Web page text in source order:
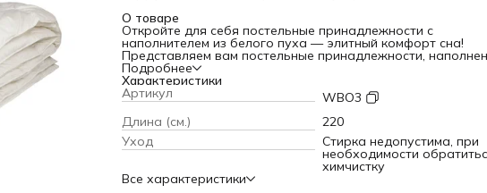
О товаре
Откройте для себя постельные принадлежности с
наполнителем из белого пуха — элитный комфорт сна!
Представляем вам постельные принадлежности,
белым пухом, которые обеспечивают элитный комфорт сна.
Эти изделия практически невесомы, но при этом прекрасно
сохраняют тепло, не вызывая перегрева ни зимой, ни
Они объёмные и лёгкие, что делает их идеальным выбором
для тех, кто ценит удобство и хочет получить
комфорт во время сна. Наполнитель обработан
положительно заряженными ионами серебра по
под контролем RUDOLF GROUP® (Германия). Эта
антибактериальная защита предотвращает развитие
бактерий и микроорганизмов, обеспечивая безопасность и
Подробнее
Характеристики
Артикул
WBO3
Длина (см.)
220
Уход
Стирка недопустима, при
необходимости
химчистку
Все характеристики